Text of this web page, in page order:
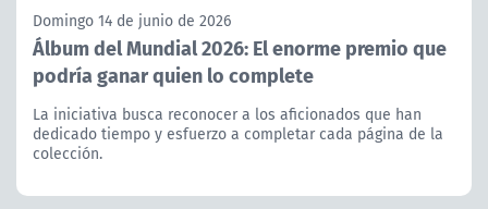
Domingo 14 de junio de 2026
Álbum del Mundial 2026: El enorme premio que
podría ganar quien lo complete
La iniciativa busca reconocer a los aficionados que han
dedicado tiempo y esfuerzo a completar cada página de la
colección.